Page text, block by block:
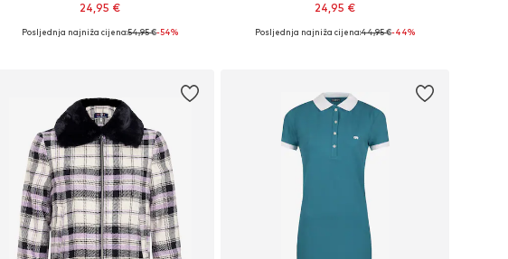
24,95 €
+2
Dostupne veličine: 36, 38, 40
Posljednja najniža cijena:54,95 €-54%
24,95 €
Dostupne veličine: S, M
Posljednja najniža cijena:44,95 €-44%